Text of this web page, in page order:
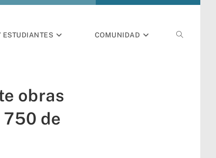
ESTUDIANTES COMUNIDAD
obras
750 de